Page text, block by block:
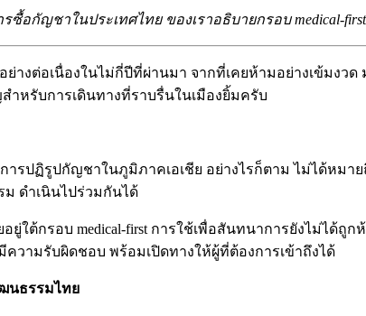
รซื้อกัญชาในประเทศไทยของเราอธิบายกรอบ medical-
างต่อเนื่องในไม่กี่ปีที่ผ่านมา จากที่เคยห้ามอย่างเข้มง
หรับการเดินทางที่ราบรื่นในเมืองยิ้มครับ
ารปฏิรูปกัญชาในภูมิภาคเอเชีย อย่างไรก็ตาม ไม่ได้หม
ดำเนินไปร่วมกันได้
ยู่ใต้กรอบ medical-first การใช้เพื่อสันทนาการยังไม่ไ
วามรับผิดชอบ พร้อมเปิดทางให้ผู้ที่ต้องการเข้าถึงได้
นธรรมไทย